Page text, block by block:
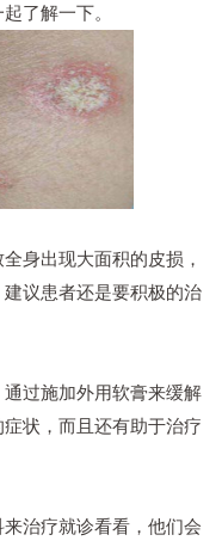
了解一下。
身出现大面积的皮损，
议患者还是要积极的治
过施加外用软膏来缓解
状，而且还有助于治疗
治疗就诊看看，他们会